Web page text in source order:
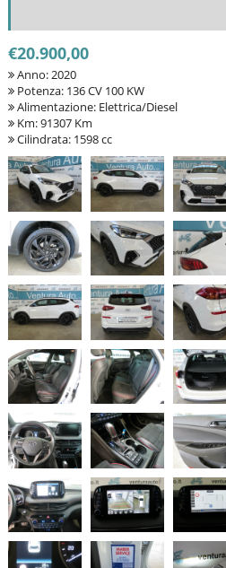
€20.900,00
Anno: 2020
Potenza: 136 CV 100 KW
Alimentazione: Elettrica/Diesel
Km: 91307 Km
Cilindrata: 1598 cc